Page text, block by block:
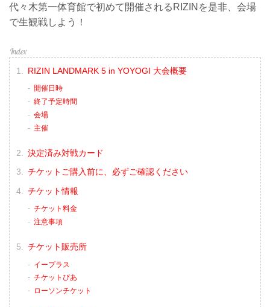
代々木第一体育館で初めて開催されるRIZINを是非、会場
で生観戦しよう！
RIZIN LANDMARK 5 in YOYOGI 大会概要
開催日時
終了予定時間
会場
主催
決定済み対戦カード
チケットご購入前に、必ずご確認ください
チケット情報
チケット料金
注意事項
チケット販売所
イープラス
チケットぴあ
ローソンチケット